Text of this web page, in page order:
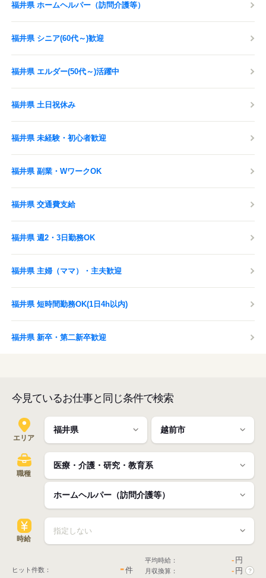
福井県 ホームヘルパー（訪問介護等）
福井県 シニア(60代～)歓迎
福井県 エルダー(50代～)活躍中
福井県 土日祝休み
福井県 未経験・初心者歓迎
福井県 副業・WワークOK
福井県 交通費支給
福井県 週2・3日勤務OK
福井県 主婦（ママ）・主夫歓迎
福井県 短時間勤務OK(1日4h以内)
福井県 新卒・第二新卒歓迎
今見ているお仕事と同じ条件で検索
エリア
職種
時給
ヒット件数： -件
平均時給： - 円
月収換算： - 円 ?